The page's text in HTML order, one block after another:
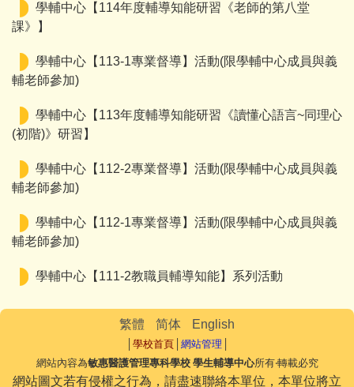
學輔中心【114年度輔導知能研習《老師的第八堂
課》】
學輔中心【113-1專業督導】活動(限學輔中心成員與義
輔老師參加)
學輔中心【113年度輔導知能研習《讀懂心語言~同理心
(初階)》研習】
學輔中心【112-2專業督導】活動(限學輔中心成員與義
輔老師參加)
學輔中心【112-1專業督導】活動(限學輔中心成員與義
輔老師參加)
學輔中心【111-2教職員輔導知能】系列活動
繁體 简体 English
學校首頁│ 網站管理
網站內容為敏惠醫護管理專科學校 學生輔導中心所有‧轉載必究
網站圖文若有侵權之行為，請盡速聯絡本單位，本單位將立